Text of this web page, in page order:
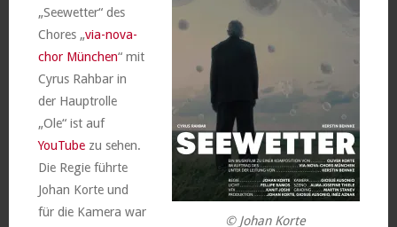
© Johan Korte
„Seewetter“ des
Chores „via-nova-
chor München“ mit
Cyrus Rahbar in
der Hauptrolle
„Ole“ ist auf
YouTubezu sehen.
Die Regie führte
Johan Korte und
für die Kamera war